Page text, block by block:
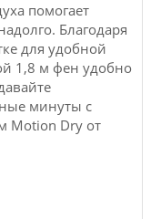
помогает
Благодаря
для удобной
1,8 м фен удобно
минуты с
Motion Dry от